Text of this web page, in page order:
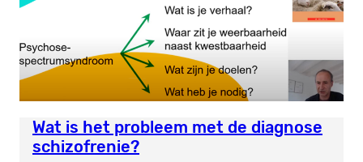
Wat is het probleem met de diagnose
schizofrenie?